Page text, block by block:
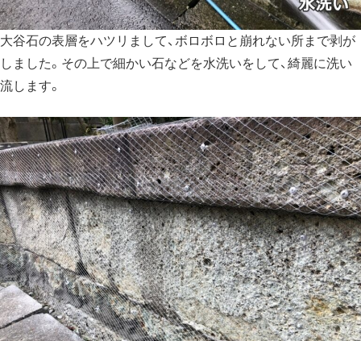
大谷石の表層をハツリまして、ボロボロと崩れない所まで剥が
しました。その上で細かい石などを水洗いをして、綺麗に洗い
流します。